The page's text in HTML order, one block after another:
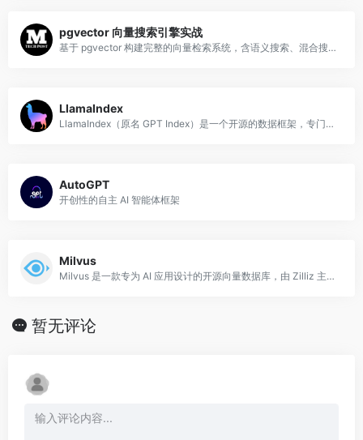
pgvector 向量搜索引擎实战
基于 pgvector 构建完整的向量检索系统，含语义搜索、混合搜索、稀疏搜索和量化搜索。
LlamaIndex
LlamaIndex（原名 GPT Index）是一个开源的数据框架，专门为大语言模型应用提供数据摄取、索引构建与查询能力，核心目标是让 LLM 能够高效地访问
AutoGPT
开创性的自主 AI 智能体框架
Milvus
Milvus 是一款专为 AI 应用设计的开源向量数据库，由 Zilliz 主导开发，使用 Go 和 C++ 编写，是云原生、高性能向量相似度搜索领域的代表性项
暂无评论